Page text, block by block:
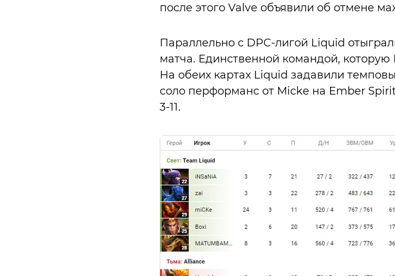
после этого Valve объявили об отмене
Параллельно с DPC-лигой Liquid
матча. Единственной командой,
На обеих картах Liquid задавили
соло перформанс от Micke на Ember
3-11.